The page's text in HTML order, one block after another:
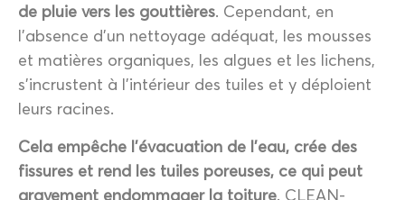
de pluie vers les gouttières. Cependant, en
l’absence d’un nettoyage adéquat, les mousses
et matières organiques, les algues et les lichens,
s’incrustent à l’intérieur des tuiles et y déploient
leurs racines.
Cela empêche l’évacuation de l’eau, crée des
fissures et rend les tuiles poreuses, ce qui peut
gravement endommager la toiture. CLEAN-